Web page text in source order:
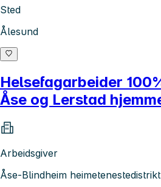
Sted
Ålesund
Helsefagarbeider
Åse og Lerstad
Arbeidsgiver
Åse-Blindheim